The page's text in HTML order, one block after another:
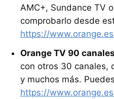
AMC+, Sundance TV
comprobarlo desde
https://
Orange TV 90
con otros 30 canales,
y muchos más.
https://